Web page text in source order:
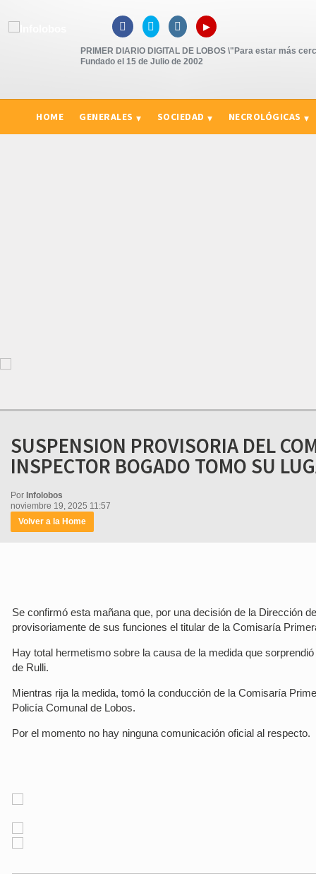
   ▸
PRIMER DIARIO DIGITAL DE LOBOS \"Para estar más
Fundado el 15 de Julio de 2002
HOME GENERALES SOCIEDAD NECROLÓGICAS
SUSPENSION PROVISORIA DEL
INSPECTOR BOGADO TOMO SU
Por Infolobos
noviembre 19, 2025 11:57
Volver a la Home
Se confirmó esta mañana que, por una decisión de la Dirección
provisoriamente de sus funciones el titular de la Comisaría
Hay total hermetismo sobre la causa de la medida que
de Rulli.
Mientras rija la medida, tomó la conducción de la Comisaría
Policía Comunal de Lobos.
Por el momento no hay ninguna comunicación oficial al respecto.